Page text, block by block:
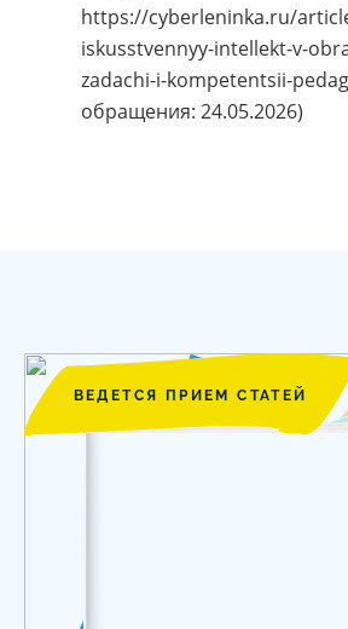
https://cyberleninka.ru/
iskusstvennyy-intellekt-v-
zadachi-i-kompetentsii-
обращения: 24.05.2026)
ВЕДЕТСЯ ПРИЕМ СТАТЕЙ